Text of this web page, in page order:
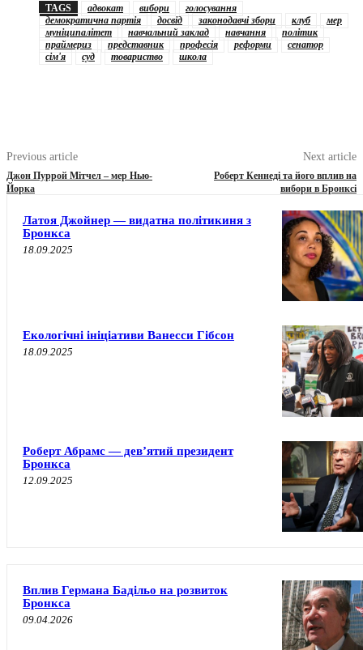
TAGS адвокат вибори
голосування
демократична партія
досвід законодавчі збори клуб
мер
муніципалітет
навчальний заклад навчання
політик
праймериз
представник професія реформи
сенатор
сім'я
суд товариство школа
Previous article
Джон Пуррой Мітчел – мер Нью-
Йорка
Next article
Роберт Кеннеді та його вплив на
вибори в Бронксі
Латоя Джойнер — видатна політикиня з
Бронкса
18.09.2025
Екологічні ініціативи Ванесси Гібсон
18.09.2025
Роберт Абрамс — девʼятий президент
Бронкса
12.09.2025
Вплив Германа Бадільо на розвиток
Бронкса
09.04.2026